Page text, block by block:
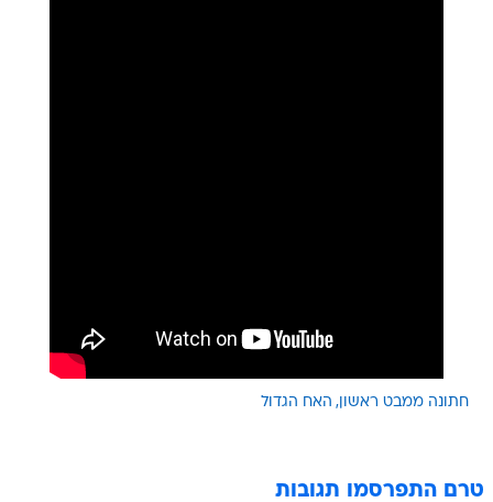
חתונה ממבט ראשון האח הגדול
טרם התפרסמו תגובות